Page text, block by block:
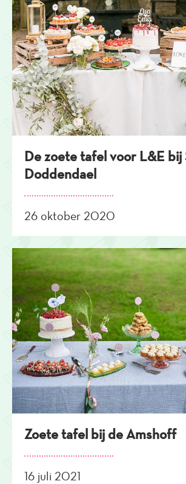
De zoete tafel voor L&E bij
Doddendael
26 oktober 2020
Zoete tafel bij de Amshoff
16 juli 2021